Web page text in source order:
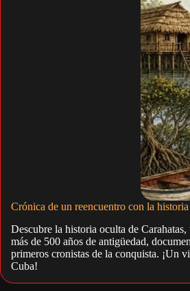
Crónica de un reencuentro con la historia
Descubre la historia oculta de
más de 500 años de antigüedad,
primeros cronistas de la conquista. ¡Un
Cuba!